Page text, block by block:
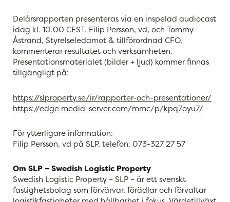
Delårsrapporten presenteras via en inspelad audiocast
idag kl. 10.00 CEST. Filip Persson, vd, och Tommy
Åstrand, Styrelseledamot & tillförordnad CFO,
kommenterar resultatet och verksamheten.
Presentationsmaterialet (bilder + ljud) kommer finnas
tillgängligt på:
https://slproperty.se/ir/rapporter-och-presentationer/
https://edge.media-server.com/mmc/p/kpq7oyu7/
För ytterligare information:
Filip Persson, vd på SLP, telefon: 073-327 27 57
Om SLP – Swedish Logistic Property
Swedish Logistic Property – SLP – är ett svenskt
fastighetsbolag som förvärvar, förädlar och förvaltar